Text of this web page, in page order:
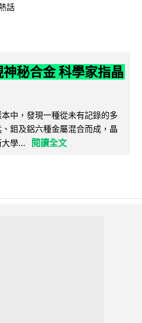
話
秘合金 科學家指晶
中，發現一種從未有記錄的多
鉬及鋁六種金屬混合而成，晶
學...
閱讀全文